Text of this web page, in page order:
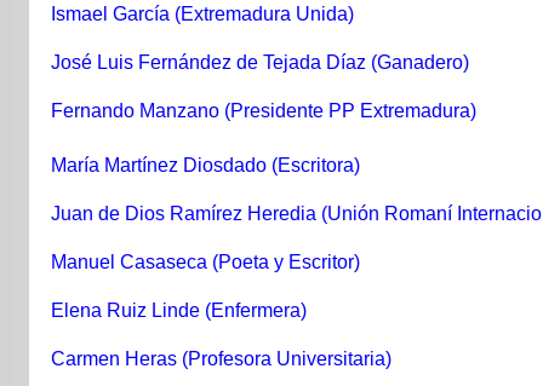
Ismael García (Extremadura Unida)
José Luis Fernández de Tejada Díaz (Ganadero)
Fernando Manzano (Presidente PP Extremadura)
María Martínez Diosdado (Escritora)
Juan de Dios Ramírez Heredia (Unión Romaní
Manuel Casaseca (Poeta y Escritor)
Elena Ruiz Linde (Enfermera)
Carmen Heras (Profesora Universitaria)